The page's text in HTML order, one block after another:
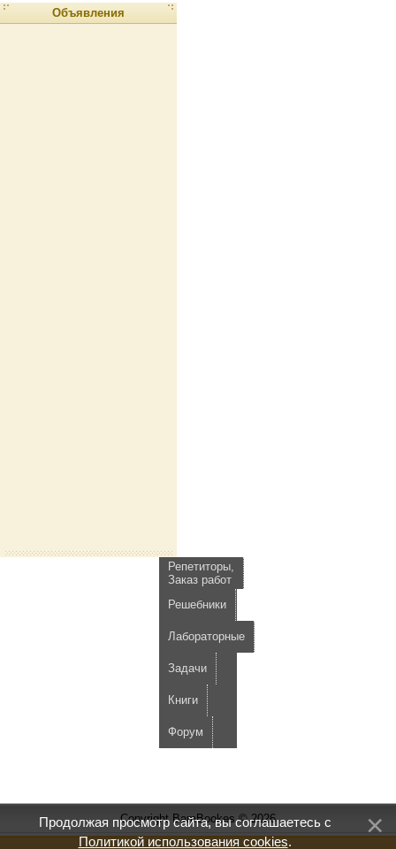
Объявления
Репетиторы,
Заказ работ
Решебники
Лабораторные
Задачи
Книги
Форум
Copyright BamBookes © 2026
Продолжая просмотр сайта, вы соглашаетесь с
Политикой использования cookies.